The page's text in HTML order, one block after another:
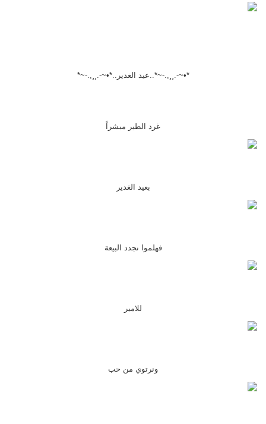
*•~-.¸¸,.-~*..عيد الغدير..*•~-.¸¸,.-~*
غرد الطير مبشراً
بعيد الغدير
فهلموا نجدد البيعة
للامير
ونرتوي من حب